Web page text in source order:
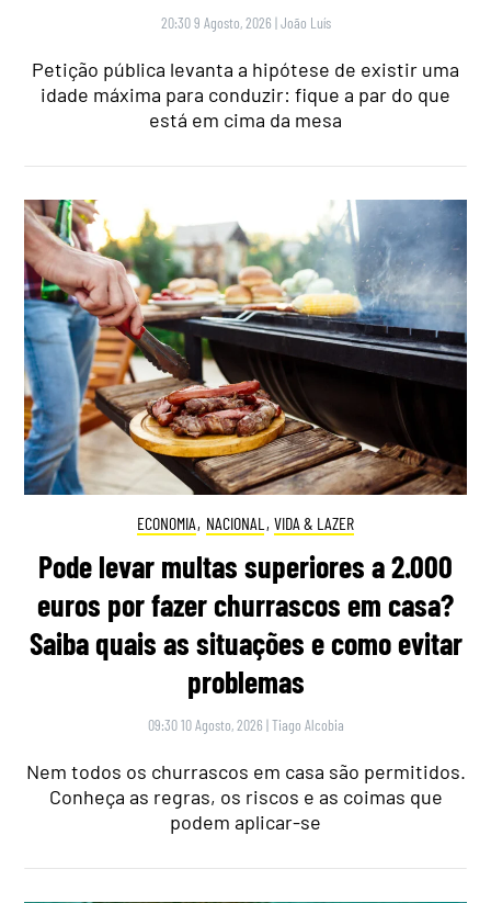
20:30 9 Agosto, 2026 |João Luís
Petição pública levanta a hipótese de existir uma
idade máxima para conduzir: fique a par do que
está em cima da mesa
ECONOMIA, NACIONAL , VIDA & LAZER
Pode levar multas superiores a 2.000
euros por fazer churrascos em casa?
Saiba quais as situações e como evitar
problemas
09:30 10 Agosto, 2026 |Tiago Alcobia
Nem todos os churrascos em casa são permitidos.
Conheça as regras, os riscos e as coimas que
podem aplicar-se